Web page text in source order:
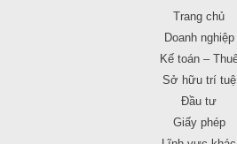
Trang chủ
Doanh nghiệp
Kế toán –
Sở hữu trí tuệ
Đầu tư
Giấy phép